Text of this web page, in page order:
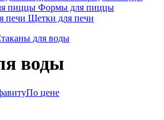
Формы для пиццы
Щетки для печи
для воды
воды
По цене